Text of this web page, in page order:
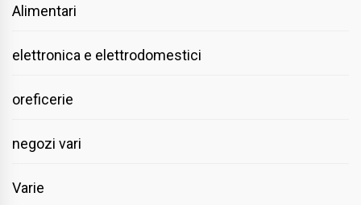
Alimentari
elettronica e elettrodomestici
oreficerie
negozi vari
Varie